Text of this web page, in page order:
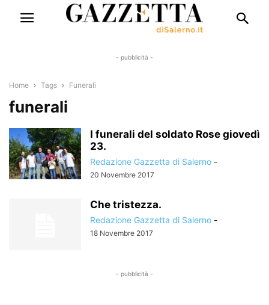
- pubblicità -
Home Tags Funerali
funerali
I funerali del soldato Rose giovedì
23.
Redazione Gazzetta di Salerno -
20 Novembre 2017
Che tristezza.
Redazione Gazzetta di Salerno -
18 Novembre 2017
- pubblicità -